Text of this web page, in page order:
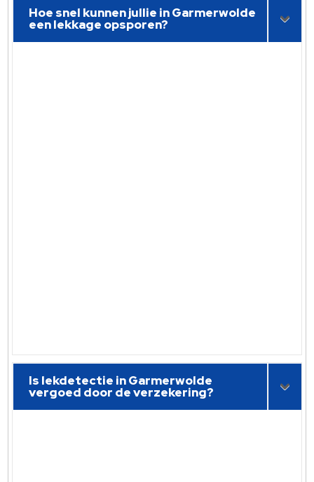
Hoe snel kunnen jullie in Garmerwolde
een lekkage opsporen?
Is lekdetectie in Garmerwolde
vergoed door de verzekering?